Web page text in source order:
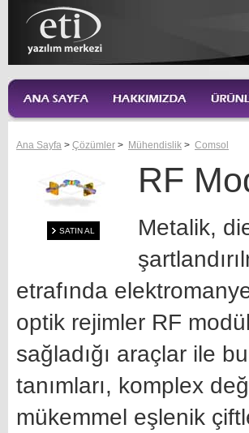
Ana Sayfa > Çözümler > Mühendislik > Comsol
SATIN AL
RF
Metalik,
etrafında
optik rejimler RF
sağladığı araçlar ile
tanımları, komplex
mükemmel eşlenik